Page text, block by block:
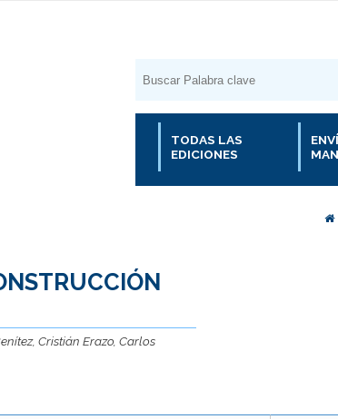
TODAS LAS
EDICIONES
Cristián Erazo, Carlos